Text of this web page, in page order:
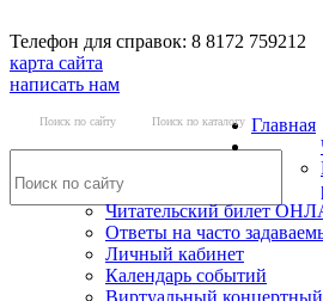
Телефон для справок: 8 8172 759212
карта сайта
написать нам
Поиск по сайту Поиск по каталогу Главная
Читательский билет
Ответы на часто
Личный кабинет
Календарь событий
Виртуальный концертный